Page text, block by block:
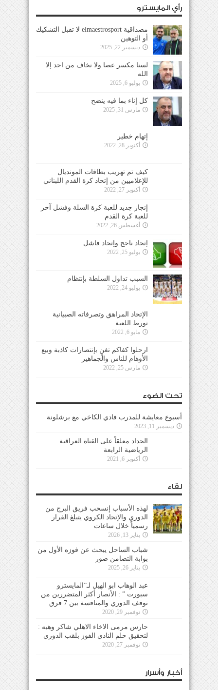
رأي المايسترو
مصداقية elmaestrosport لا تقبل التشكيك
أو التوهين
ديسمبر 22, 2025
لسنا مكسر عصا ولا نخاف من احد إلا
الله
يوليو 6, 2025
كل إناء بما فيه ينضح
مارس 31, 2025
إتهام خطير
أكتوبر 28, 2022
كيف تم تهريب بطاقات المونديال
للإعلاميين من إتحاد كرة القدم اللبناني
أكتوبر 27, 2022
إنجاز جديد للعبة كرة السلة وفشل آخر
للعبة كرة القدم
أغسطس 26, 2022
إتحاد ناجح وإتحاد فاشل
يوليو 25, 2022
السبب تداول السلطة بإنتظام
يوليو 24, 2022
الإتحاد المراهق وتصرفاته الصبيانية
تورط اللعبة
مايو 6, 2022
ارحلوا كفاكم تغنٍ بإنتصارات كاذبة وبيع
الأوهام للناس والجماهير
مارس 25, 2022
تحت الضوء
أسبوع معايشة للمدرب فادي الكاخي مع برشلونة
ديسمبر 11, 2023
الحداد معلقاً على القناة العراقية
الرياضية الرابعة
أكتوبر 6, 2021
لقاء
لهذه الأسباب إنسحب فريق البرج من
الدوري والإتحاد الكروي يتبلغ القرار
رسمياً خلال ساعات
يناير 13, 2026
شباب الساحل يبحث عن فوزه الأول من
بوابة التضامن صور
يناير 26, 2025
عبد الوهاب ابو الهيل لـ”المايسترو
سبورت ” : الأنصار أكثر المتضررين من
توقف الدوري والمنافسة بين 7 فرق
نوفمبر 29, 2020
حارس مرمى الاخاء الاهلي شاكر وهبه :
لتحقيق حلم النادي الفوز بلقب الدوري
نوفمبر 27, 2020
أخبار وأسرار